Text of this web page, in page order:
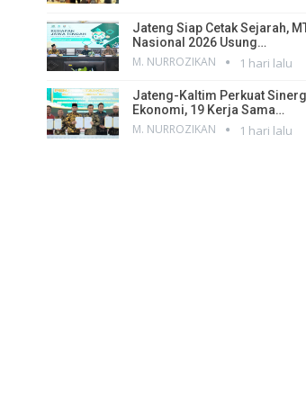
Jateng Siap Cetak Sejarah,
Nasional 2026 Usung…
M. NURROZIKAN 1 hari lalu
Jateng-Kaltim Perkuat
Ekonomi, 19 Kerja Sama…
M. NURROZIKAN 1 hari lalu